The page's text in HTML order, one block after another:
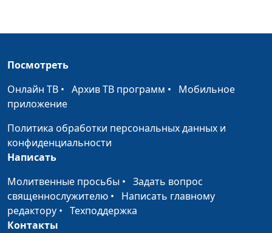
Избери жизнь
Обличительное
исцеление
Покаяние,
очищающее душу
Смысл человеческого
страдания
Евгений Зайцев, доктор
богословия
Тайна
Посмотреть
Онлайн ТВ • Архив ТВ программ • Мобильное
приложение
Политика обработки персональных данных и
конфиденциальности
Написать
Молитвенные просьбы • Задать вопрос
священнослужителю • Написать главному
редактору • Техподдержка
Контакты